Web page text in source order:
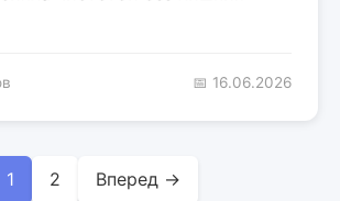
📅 16.06.2026
1 2 Вперед →